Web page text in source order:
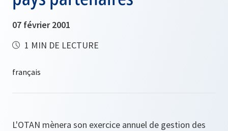
07 février 2001
1 MIN DE LECTURE
L'OTAN mènera son exercice annuel de gestion des